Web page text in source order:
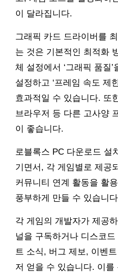
이 달라집니다.
그래픽 카드 드라이버를
는 것은 기본적인 최적화
체 설정에서 ‘그래픽 품질’
설정하고 ‘프레임 속도 제
효과적일 수 있습니다. 또
브라우저 등 다른 고사양
이 좋습니다.
로블록스 PC 다운로드 설
기면서, 각 게임별로 제공
커뮤니티 연계 활동을 활
풍부하게 만들 수 있습니
각 게임의 개발자가 제공
널을 구독하거나 디스코
트 소식, 버그 제보, 이벤
저 얻을 수 있습니다. 이